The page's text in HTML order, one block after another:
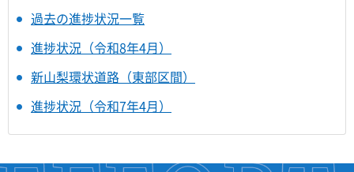
過去の進捗状況一覧
進捗状況（令和8年4月）
新山梨環状道路（東部区間）
進捗状況（令和7年4月）